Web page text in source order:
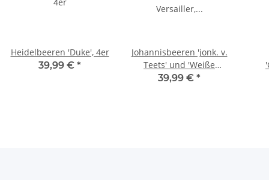
Heidelbeeren 'Duke', 4er
39,99 € *
Johannisbeeren 'jonk. v.
Teets' und 'Weiße
Versailler', 4er
39,99 € *